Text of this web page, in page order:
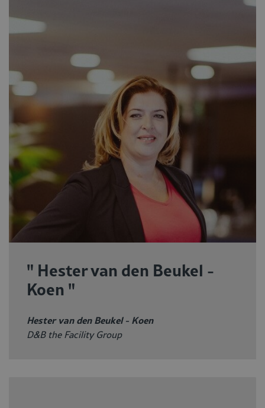
" Hester van den Beukel -
Koen "
Hester van den Beukel - Koen
D&B the Facility Group